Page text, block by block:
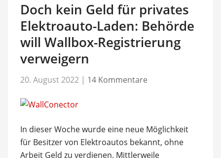
Doch kein Geld für privates
Elektroauto-Laden: Behörde
will Wallbox-Registrierung
verweigern
20. August 2022 | 14 Kommentare
In dieser Woche wurde eine neue Möglichkeit
für Besitzer von Elektroautos bekannt, ohne
Arbeit Geld zu verdienen. Mittlerweile